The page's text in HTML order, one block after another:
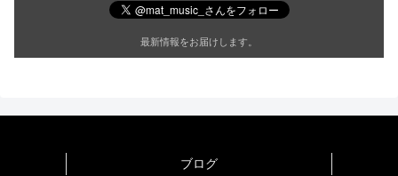
最新情報をお届けします。
ブログ